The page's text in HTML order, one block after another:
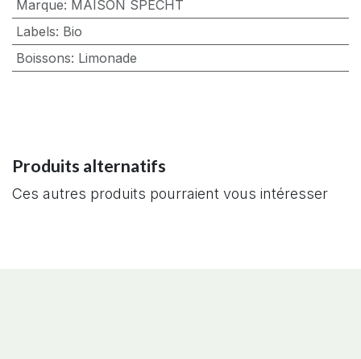
Marque: MAISON SPECHT
Labels: Bio
Boissons: Limonade
Produits alternatifs
Ces autres produits pourraient vous intéresser